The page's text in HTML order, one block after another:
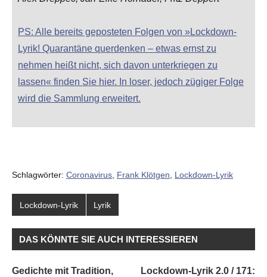
PS: Alle bereits geposteten Folgen von »Lockdown-
Lyrik! Quarantäne querdenken – etwas ernst zu
nehmen heißt nicht, sich davon unterkriegen zu
lassen« finden Sie hier. In loser, jedoch zügiger Folge
wird die Sammlung erweitert.
Schlagwörter: Coronavirus, Frank Klötgen, Lockdown-Lyrik
Lockdown-Lyrik Lyrik
DAS KÖNNTE SIE AUCH INTERESSIEREN
Gedichte mit Tradition,
Lockdown-Lyrik 2.0 / 171: